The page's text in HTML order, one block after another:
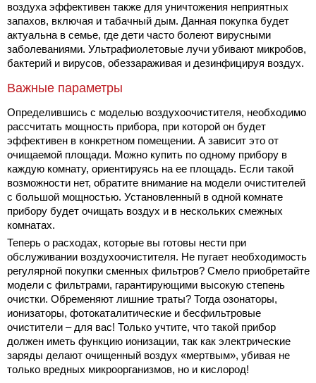
воздуха эффективен также для уничтожения неприятных
запахов, включая и табачный дым. Данная покупка будет
актуальна в семье, где дети часто болеют вирусными
заболеваниями. Ультрафиолетовые лучи убивают микробов,
бактерий и вирусов, обеззараживая и дезинфицируя воздух.
Важные параметры
Определившись с моделью воздухоочистителя, необходимо
рассчитать мощность прибора, при которой он будет
эффективен в конкретном помещении. А зависит это от
очищаемой площади. Можно купить по одному прибору в
каждую комнату, ориентируясь на ее площадь. Если такой
возможности нет, обратите внимание на модели очистителей
с большой мощностью. Установленный в одной комнате
прибору будет очищать воздух и в нескольких смежных
комнатах.
Теперь о расходах, которые вы готовы нести при
обслуживании воздухоочистителя. Не пугает необходимость
регулярной покупки сменных фильтров? Смело приобретайте
модели с фильтрами, гарантирующими высокую степень
очистки. Обременяют лишние траты? Тогда озонаторы,
ионизаторы, фотокаталитические и бесфильтровые
очистители – для вас! Только учтите, что такой прибор
должен иметь функцию ионизации, так как электрические
заряды делают очищенный воздух «мертвым», убивая не
только вредных микроорганизмов, но и кислород!